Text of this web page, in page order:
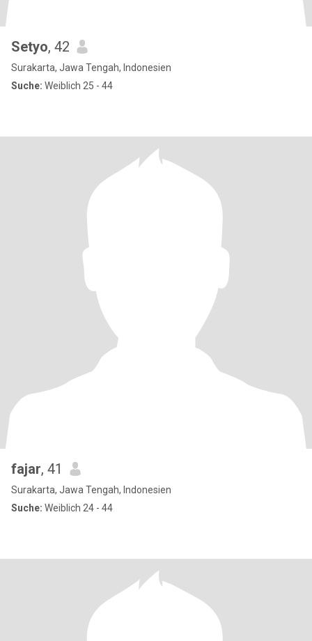
Setyo, 42
Surakarta, Jawa Tengah, Indonesien
Suche: Weiblich 25 - 44
fajar, 41
Surakarta, Jawa Tengah, Indonesien
Suche: Weiblich 24 - 44